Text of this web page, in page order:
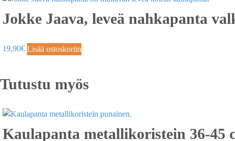
Jokke Jaava, leveä nahkapanta
19,90€ Lisää ostoskoriin
Tutustu myös
Kaulapanta metallikoristein 36-45